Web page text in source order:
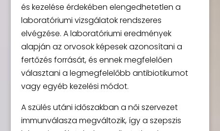
és kezelése érdekében elengedhetetlen a
laboratóriumi vizsgálatok rendszeres
elvégzése. A laboratóriumi eredmények
alapján az orvosok képesek azonosítani a
fertőzés forrását, és ennek megfelelően
választani a legmegfelelőbb antibiotikumot
vagy egyéb kezelési módot.
A szülés utáni időszakban a női szervezet
immunválasza megváltozik, így a szepszis